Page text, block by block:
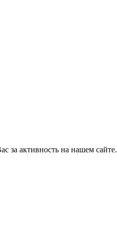
за активность на нашем сайте.